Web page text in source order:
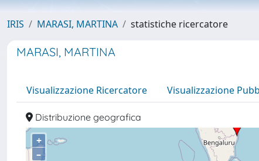
IRIS MARASI, MARTINA statistiche ricercatore
MARASI, MARTINA
Visualizzazione Ricercatore Visualizzazione
Distribuzione geografica
+
–